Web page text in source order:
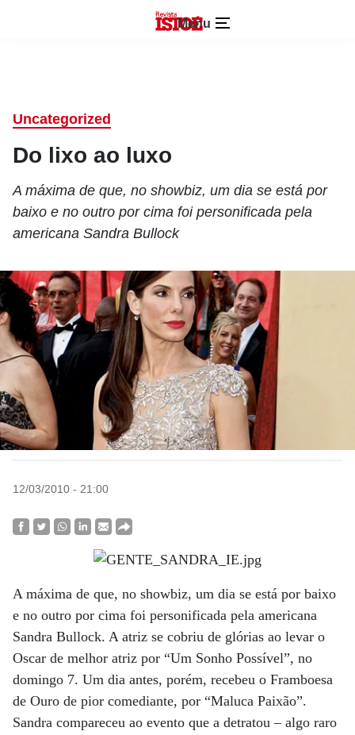
Menu
Uncategorized
Do lixo ao luxo
A máxima de que, no showbiz, um dia se está por
baixo e no outro por cima foi personificada pela
americana Sandra Bullock
12/03/2010 - 21:00
A máxima de que, no showbiz, um dia se está por baixo
e no outro por cima foi personificada pela americana
Sandra Bullock. A atriz se cobriu de glórias ao levar o
Oscar de melhor atriz por “Um Sonho Possível”, no
domingo 7. Um dia antes, porém, recebeu o Framboesa
de Ouro de pior comediante, por “Maluca Paixão”.
Sandra compareceu ao evento que a detratou – algo raro